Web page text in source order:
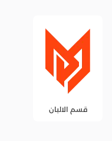
قسم الزيوت